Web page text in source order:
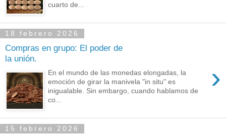
cuarto de...
18 febrero 2026
Compras en grupo: El poder de
la unión.
›
En el mundo de las monedas elongadas, la
emoción de girar la manivela "in situ" es
inigualable. Sin embargo, cuando hablamos de
co...
15 febrero 2026